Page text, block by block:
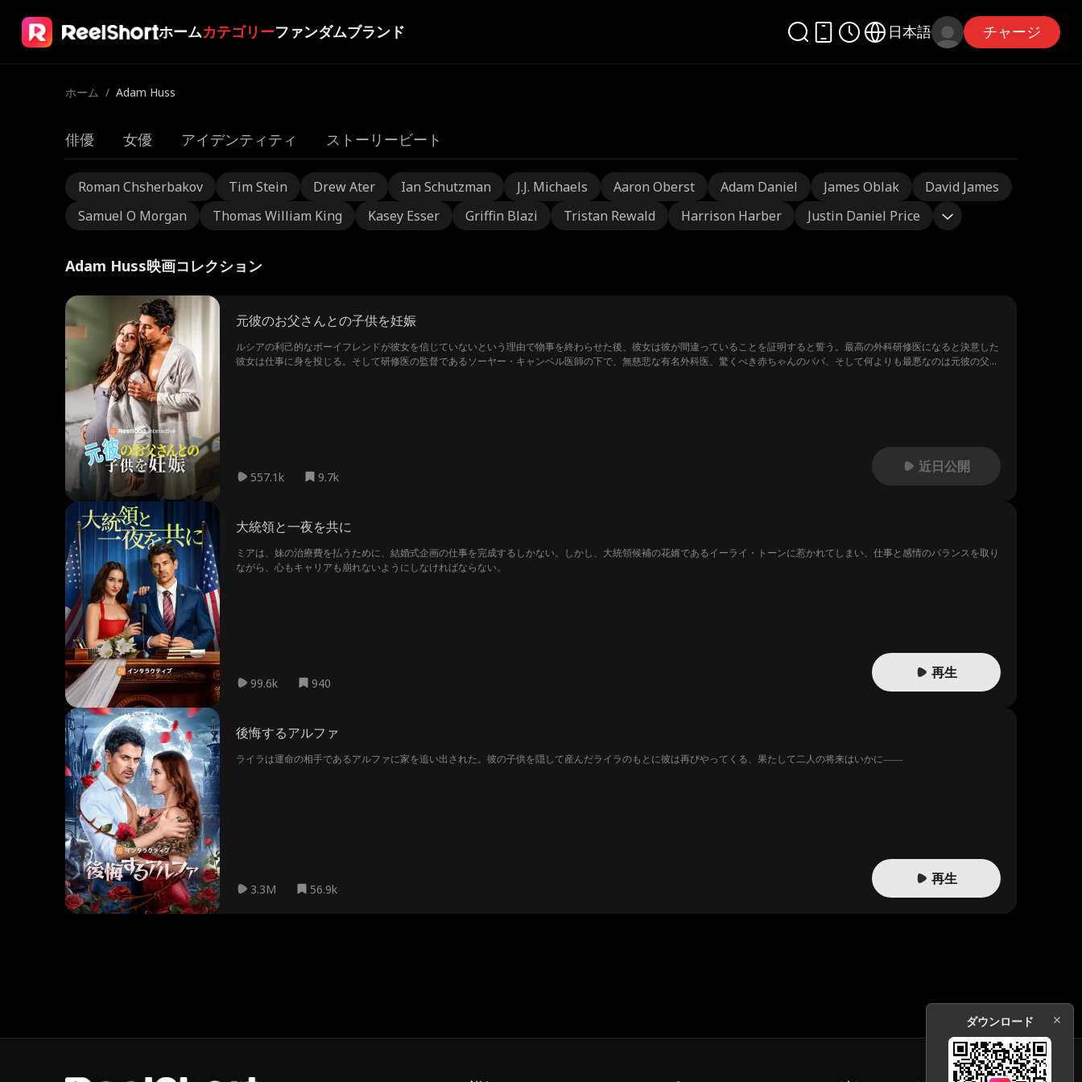
ホームカテゴリーファンダムブランド 日本語 チャージ
ホーム / Adam Huss
俳優 女優 アイデンティティ ストーリービート
Roman Chsherbakov Tim Stein Drew Ater Ian Schutzman J.J. Michaels Aaron Oberst Adam Daniel James Oblak
David James
Samuel O Morgan
Thomas William King Kasey Esser Griffin Blazi Tristan Rewald Harrison Harber Justin Daniel Price
Adam Huss映画コレクション
元彼のお父さんとの子供を妊娠
ルシアの利己的なボーイフレンドが彼女を信じていないという理由で物事を終わらせた後、彼女は彼が間違っていることを証明すると誓う。最高の外科研修医になると決意した
彼女は仕事に身を投じる。そして研修医の監督であるソーヤー・キャンベル医師の下で、無慈悲な有名外科医、驚くべき赤ちゃんのパパ、そして何よりも最悪なのは元彼の父親
557.1k 9.7k
近日公開
大統領と一夜を共に
ミアは、妹の治療費を払うために、結婚式企画の仕事を完成するしかない。しかし、大統領候補の花婿であるイーライ・トーンに惹かれてしまい、仕事と感情のバランスを取り
ながら、心もキャリアも崩れないようにしなければならない。
99.6k 940
再生
後悔するアルファ
ライラは運命の相手であるアルファに家を追い出された。彼の子供を隠して産んだライラのもとに彼は再びやってくる、果たして二人の将来はいかに――
3.3M 56.9k
再生
ダウンロード